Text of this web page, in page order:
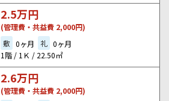
2.5万円
(管理費・共益費 2,000円)
敷 0ヶ月 礼 0ヶ月
1階 / 1Ｋ / 22.50㎡
2.6万円
(管理費・共益費 2,000円)